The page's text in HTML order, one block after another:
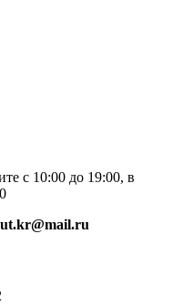
с 10:00 до 19:00, в